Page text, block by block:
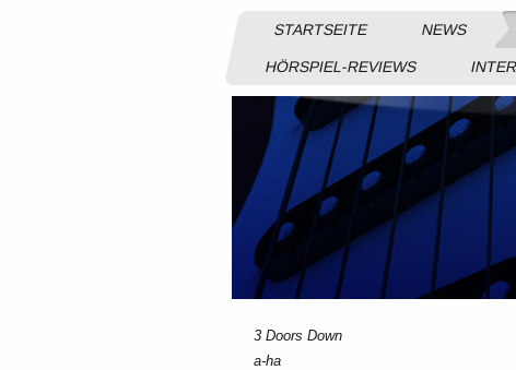
STARTSEITE NEWS
HÖRSPIEL-REVIEWS
3 Doors Down
a-ha